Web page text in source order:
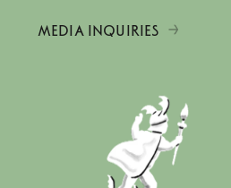
MEDIA INQUIRIES